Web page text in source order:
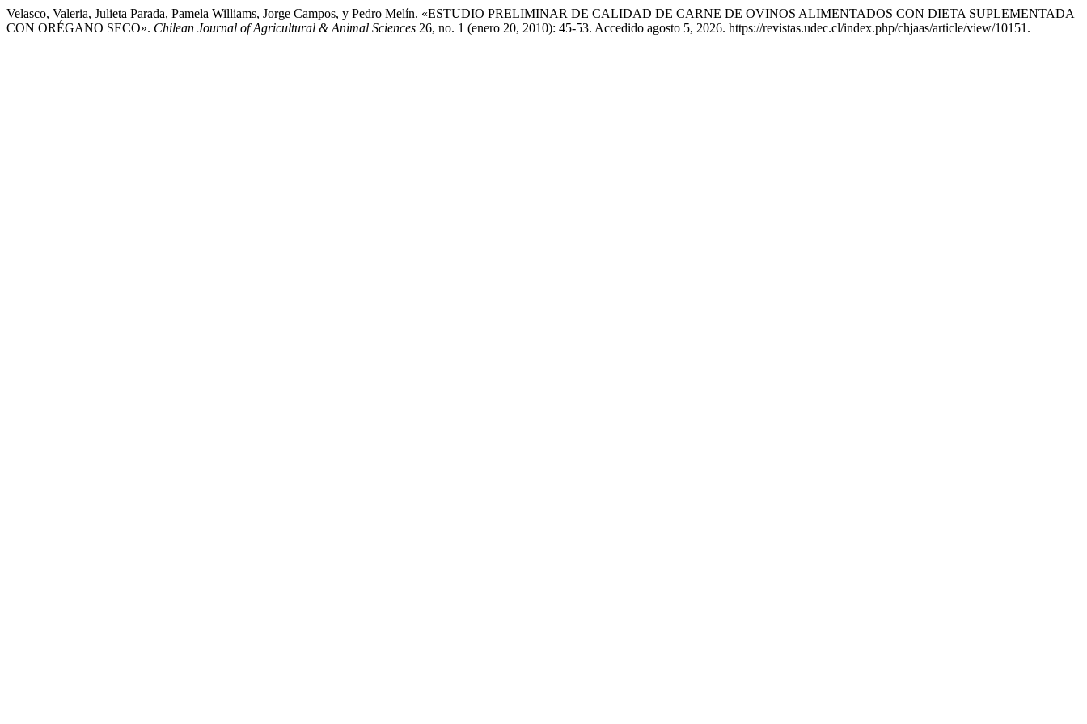
Velasco, Valeria, Julieta Parada, Pamela Williams, Jorge Campos, y Pedro Melín. «ESTUDIO PRELIMINAR DE CALIDAD DE CARNE DE OVINOS ALIMENTADOS CON DIETA SUPLEMENTADA
CON ORÉGANO SECO». Chilean Journal of Agricultural & Animal Sciences 26, no. 1 (enero 20, 2010): 45-53. Accedido agosto 5, 2026. https://revistas.udec.cl/index.php/chjaas/article/view/10151.